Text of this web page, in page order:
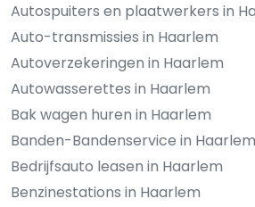
Autospuiters en plaatwerkers in
Auto-transmissies in Haarlem
Autoverzekeringen in Haarlem
Autowasserettes in Haarlem
Bak wagen huren in Haarlem
Banden-Bandenservice in Haarlem
Bedrijfsauto leasen in Haarlem
Benzinestations in Haarlem